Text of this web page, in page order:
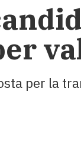
per la